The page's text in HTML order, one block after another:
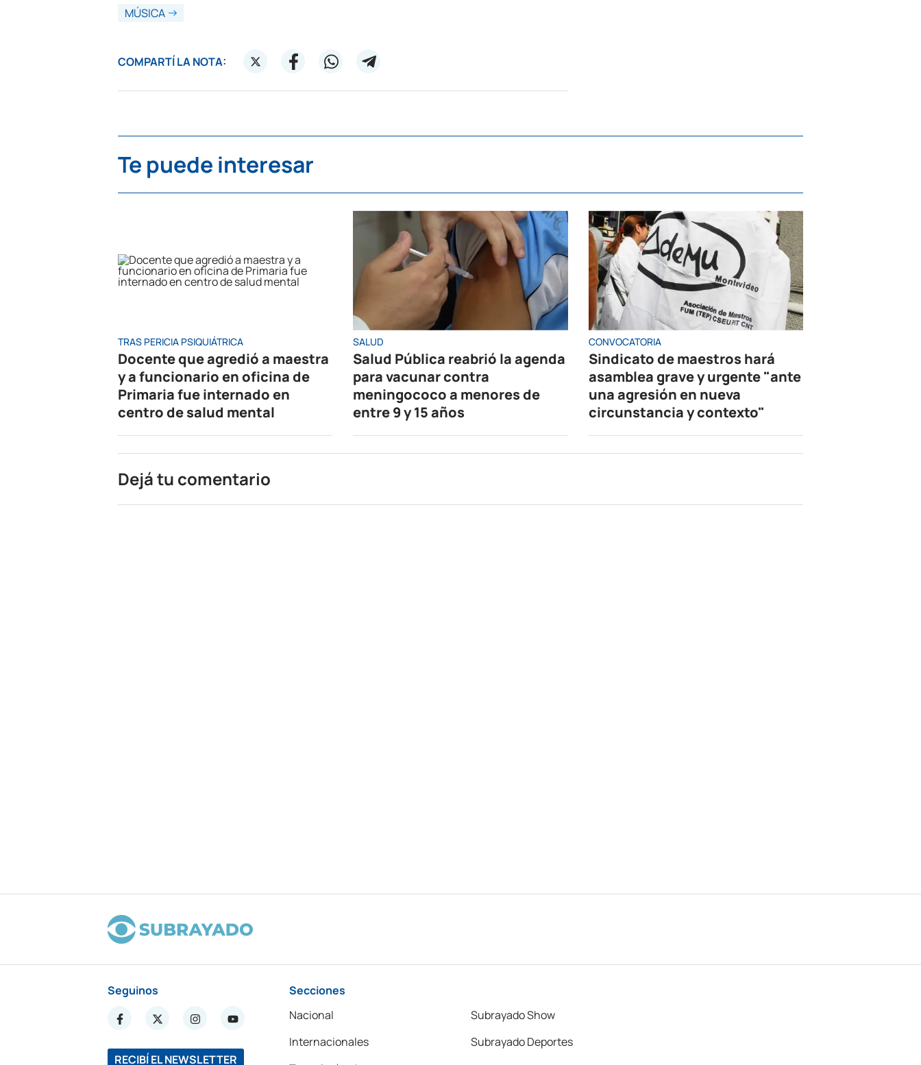
MÚSICA
COMPARTÍ LA NOTA:
Te puede interesar
TRAS PERICIA PSIQUIÁTRICA
Docente que agredió a maestra
y a funcionario en oficina de
Primaria fue internado en
centro de salud mental
SALUD
Salud Pública reabrió la agenda
para vacunar contra
meningococo a menores de
entre 9 y 15 años
CONVOCATORIA
Sindicato de maestros hará
asamblea grave y urgente "ante
una agresión en nueva
circunstancia y contexto"
Dejá tu comentario
Seguinos
RECIBÍ EL NEWSLETTER
Secciones
Nacional
Internacionales
Subrayado Show
Subrayado Deportes